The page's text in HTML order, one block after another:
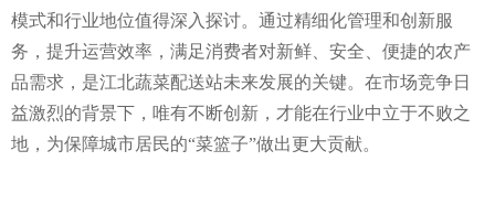
模式和行业地位值得深入探讨。通过精细化管理和创新服
务，提升运营效率，满足消费者对新鲜、安全、便捷的农产
品需求，是江北蔬菜配送站未来发展的关键。在市场竞争日
益激烈的背景下，唯有不断创新，才能在行业中立于不败之
地，为保障城市居民的“菜篮子”做出更大贡献。